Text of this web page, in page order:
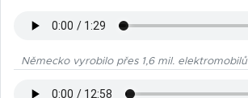
Německo vyrobilo přes 1,6 mil. elektromobilů